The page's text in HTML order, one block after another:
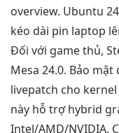
overview. Ubuntu
kéo dài pin laptop
Đối với game thủ,
Mesa 24.0. Bảo
livepatch cho
này hỗ trợ hybrid
Intel/AMD/NVIDIA.